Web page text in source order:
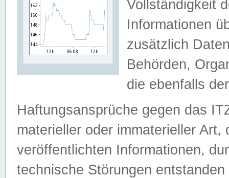
Vollständigkeit
Informationen
zusätzlich
Behörden,
die ebenfalls
Haftungsansprüche gegen das
materieller oder immaterieller
veröffentlichten Informationen,
technische Störungen